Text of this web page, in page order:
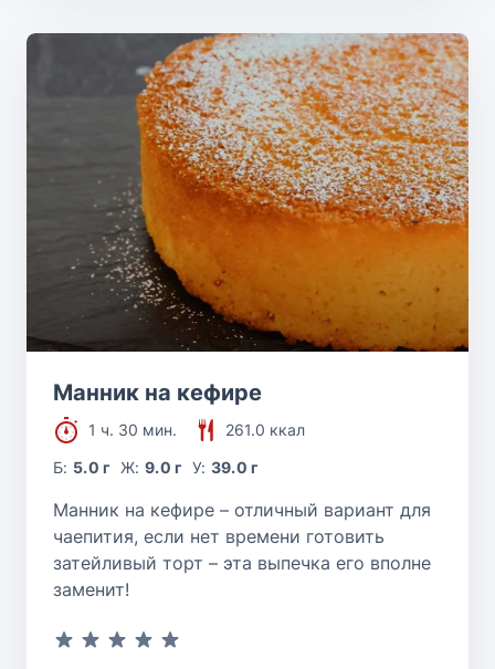
Манник на кефире
1 ч. 30 мин.
261.0 ккал
Б: 5.0 г Ж: 9.0 г У: 39.0 г
Манник на кефире – отличный вариант для
чаепития, если нет времени готовить
затейливый торт – эта выпечка его вполне
заменит!